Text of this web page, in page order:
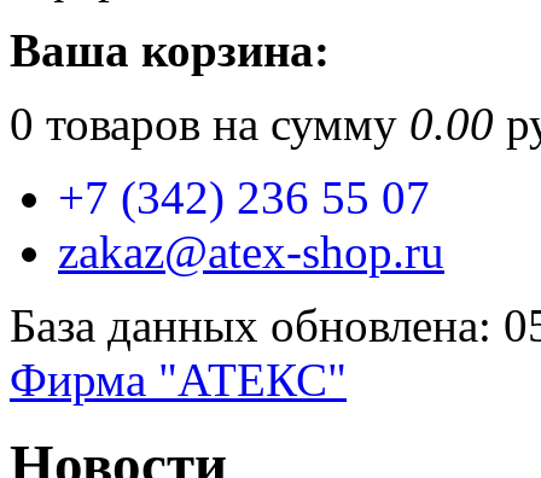
Ваша корзина:
0 товаров на сумму 0.00
+7 (342) 236 55 07
zakaz@atex-shop.ru
База данных обновлена:
Фирма "АТЕКС"
Новости